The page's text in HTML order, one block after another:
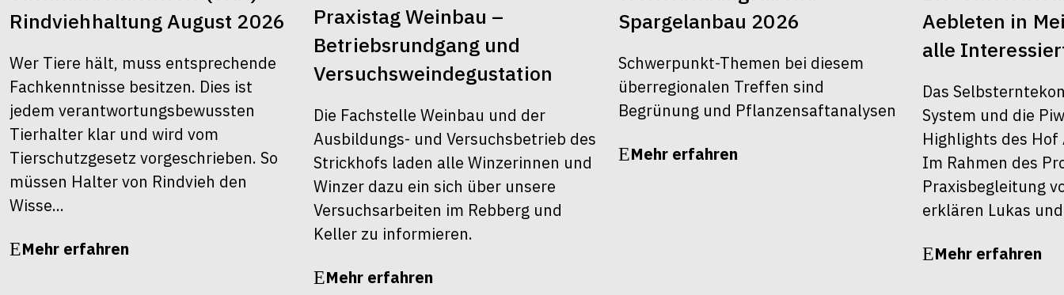
Rindviehhaltung August 2026
Wer Tiere hält, muss entsprechende
Fachkenntnisse besitzen. Dies ist
jedem verantwortungsbewussten
Tierhalter klar und wird vom
Tierschutzgesetz vorgeschrieben. So
müssen Halter von Rindvieh den
Wisse...
Mehr erfahren
Praxistag Weinbau –
Betriebsrundgang und
Versuchsweindegustation
Die Fachstelle Weinbau und der
Ausbildungs- und Versuchsbetrieb des
Strickhofs laden alle Winzerinnen und
Winzer dazu ein sich über unsere
Versuchsarbeiten im Rebberg und
Keller zu informieren.
Mehr erfahren
Spargelanbau 2026
Schwerpunkt-Themen bei diesem
überregionalen Treffen sind
Begrünung und Pflanzensaftanalysen
Mehr erfahren
Aebleten in
alle
Das
System und die
Highlights des
Im Rahmen des
Praxisbegleitung
erklären Lukas
Mehr erfahren